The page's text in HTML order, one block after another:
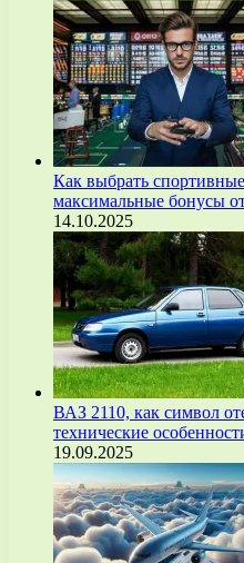
Как выбрать
максимальные бонусы
14.10.2025
ВАЗ 2110, как символ
технические
19.09.2025